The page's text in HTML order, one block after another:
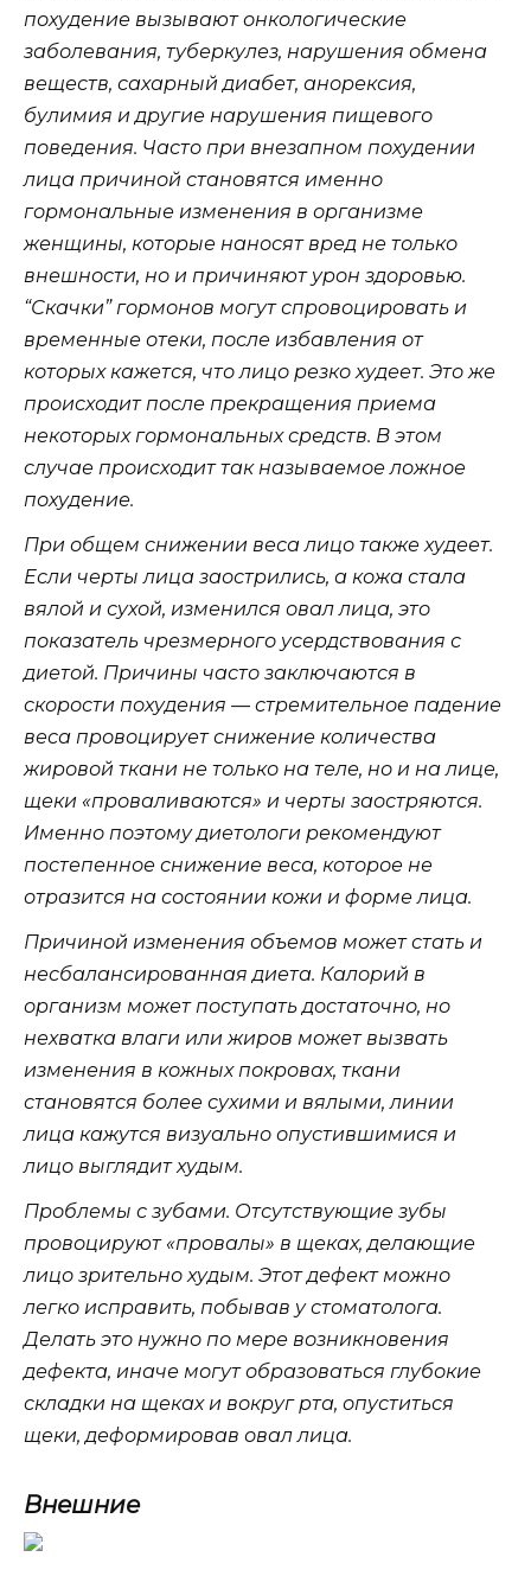
похудение вызывают онкологические
заболевания, туберкулез, нарушения обмена
веществ, сахарный диабет, анорексия,
булимия и другие нарушения пищевого
поведения. Часто при внезапном похудении
лица причиной становятся именно
гормональные изменения в организме
женщины, которые наносят вред не только
внешности, но и причиняют урон здоровью.
“Скачки” гормонов могут спровоцировать и
временные отеки, после избавления от
которых кажется, что лицо резко худеет. Это же
происходит после прекращения приема
некоторых гормональных средств. В этом
случае происходит так называемое ложное
похудение.
При общем снижении веса лицо также худеет.
Если черты лица заострились, а кожа стала
вялой и сухой, изменился овал лица, это
показатель чрезмерного усердствования с
диетой. Причины часто заключаются в
скорости похудения — стремительное падение
веса провоцирует снижение количества
жировой ткани не только на теле, но и на лице,
щеки «проваливаются» и черты заостряются.
Именно поэтому диетологи рекомендуют
постепенное снижение веса, которое не
отразится на состоянии кожи и форме лица.
Причиной изменения объемов может стать и
несбалансированная диета. Калорий в
организм может поступать достаточно, но
нехватка влаги или жиров может вызвать
изменения в кожных покровах, ткани
становятся более сухими и вялыми, линии
лица кажутся визуально опустившимися и
лицо выглядит худым.
Проблемы с зубами. Отсутствующие зубы
провоцируют «провалы» в щеках, делающие
лицо зрительно худым. Этот дефект можно
легко исправить, побывав у стоматолога.
Делать это нужно по мере возникновения
дефекта, иначе могут образоваться глубокие
складки на щеках и вокруг рта, опуститься
щеки, деформировав овал лица.
Внешние